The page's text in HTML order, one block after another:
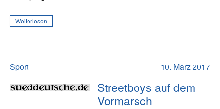
Weiterlesen
10. März 2017
Sport
Streetboys auf dem
Vormarsch